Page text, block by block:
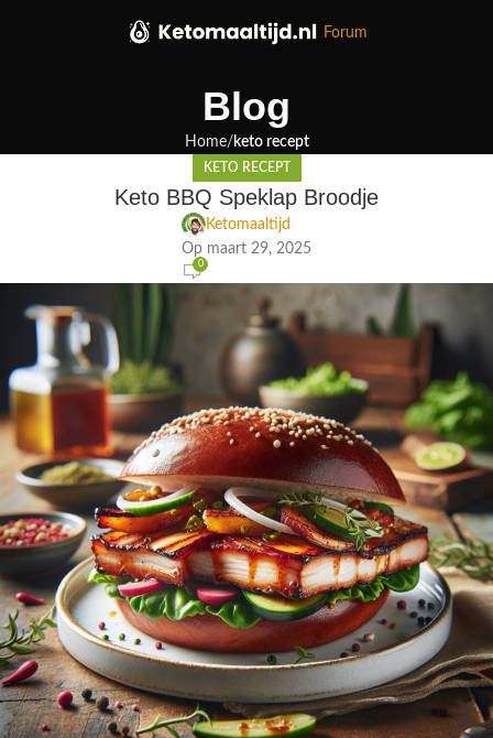
Forum
Blog
Home keto recept
KETO RECEPT
Keto BBQ Speklap Broodje
Ketomaaltijd
Op maart 29, 2025
0